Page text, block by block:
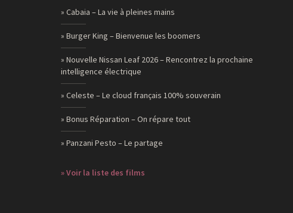
» Cabaia – La vie à pleines mains
» Burger King – Bienvenue les boomers
» Nouvelle Nissan Leaf 2026 – Rencontrez la prochaine
intelligence électrique
» Celeste – Le cloud français 100% souverain
» Bonus Réparation – On répare tout
» Panzani Pesto – Le partage
» Voir la liste des films